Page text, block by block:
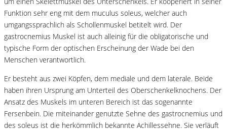
Funktion sehr eng mit dem muculus soleus, welcher auch
umgangssprachlich als Schollenmuskel betitelt wird. Der
gastrocnemius Muskel ist auch alleinig für die obligatorische und
typische Form der optischen Erscheinung der Wade bei den
Menschen verantwortlich.
Er besteht aus zwei Köpfen, dem mediale und dem laterale. Beide
haben ihren Ursprung am Unterteil des Oberschenkelknochens. Der
Ansatz des Muskels im unteren Bereich ist das sogenannte
Fersenbein. Die miteinander genutzte Sehne des gastrocnemius und
des soleus ist die herkömmlich bekannte Achillessehne. Sie verläuft